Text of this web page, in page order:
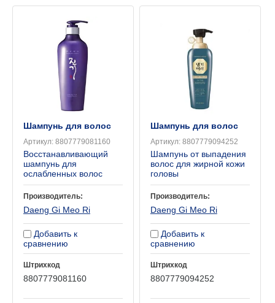
Шампунь для волос
Артикул: 8807779081160
Восстанавливающий
шампунь для
ослабленных волос
Производитель:
Daeng Gi Meo Ri
Добавить к
сравнению
Штрихкод
8807779081160
Шампунь для волос
Артикул:8807779094252
Шампунь от выпадения
волос для жирной кожи
головы
Производитель:
Daeng Gi Meo Ri
Добавить к
сравнению
Штрихкод
8807779094252